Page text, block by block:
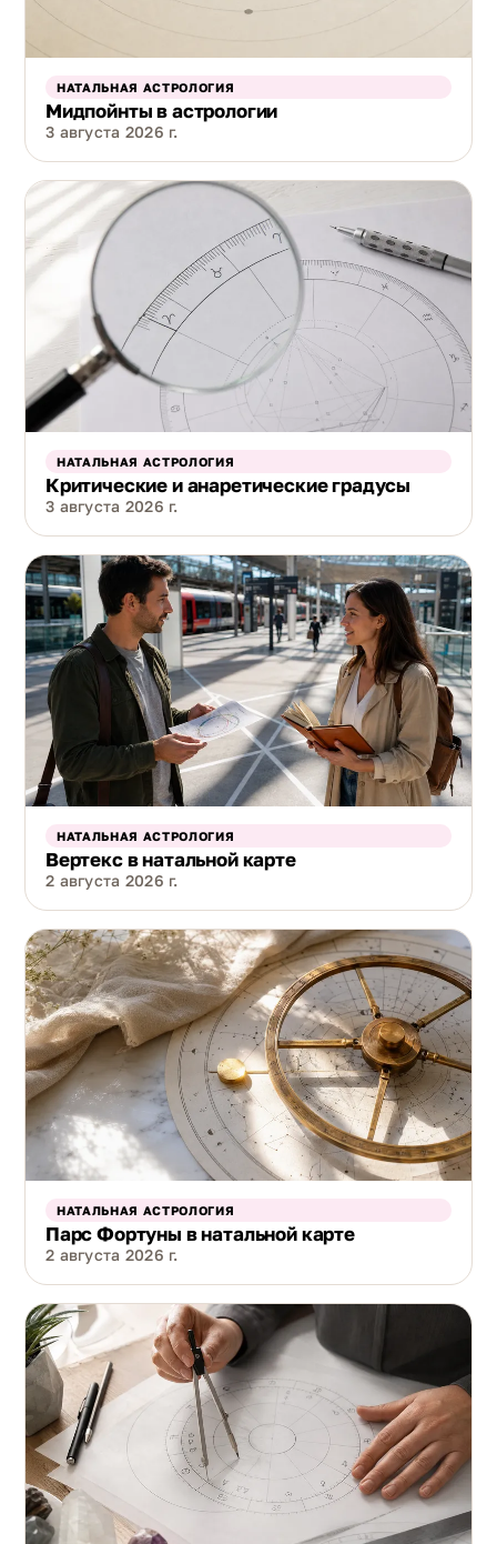
НАТАЛЬНАЯ АСТРОЛОГИЯ
Мидпойнты в астрологии
3 августа 2026 г.
НАТАЛЬНАЯ АСТРОЛОГИЯ
Критические и анаретические градусы
3 августа 2026 г.
НАТАЛЬНАЯ АСТРОЛОГИЯ
Вертекс в натальной карте
2 августа 2026 г.
НАТАЛЬНАЯ АСТРОЛОГИЯ
Парс Фортуны в натальной карте
2 августа 2026 г.